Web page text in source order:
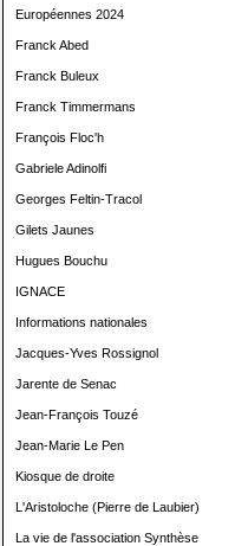
Européennes 2024
Franck Abed
Franck Buleux
Franck Timmermans
François Floc'h
Gabriele Adinolfi
Georges Feltin-Tracol
Gilets Jaunes
Hugues Bouchu
IGNACE
Informations nationales
Jacques-Yves Rossignol
Jarente de Senac
Jean-François Touzé
Jean-Marie Le Pen
Kiosque de droite
L'Aristoloche (Pierre de Laubier)
La vie de l'association Synthèse